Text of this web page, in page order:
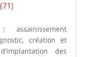
assainissement
création et
des